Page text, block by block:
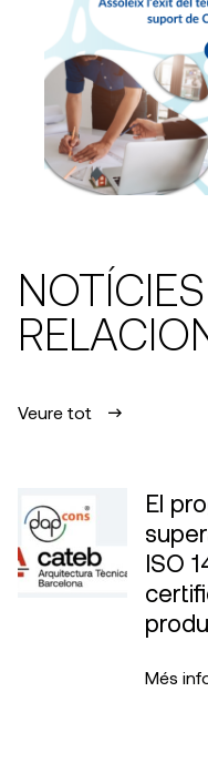
NOTÍCIES
Veure tot
El
ISO
Més